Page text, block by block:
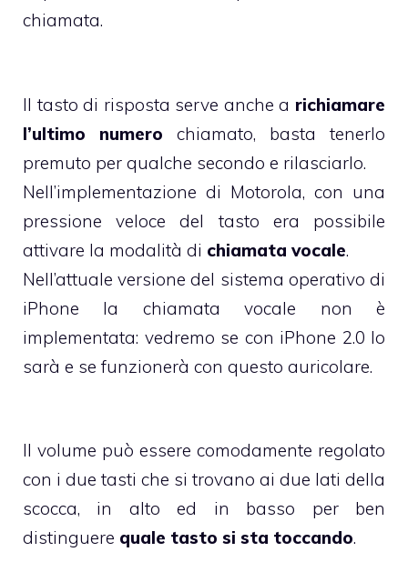
chiamata.
Il tasto di risposta serve anche a richiamare
l’ultimo numero chiamato, basta tenerlo
premuto per qualche secondo e rilasciarlo.
Nell’implementazione di Motorola, con una
pressione veloce del tasto era possibile
attivare la modalità di chiamata vocale.
Nell’attuale versione del sistema operativo di
iPhone la chiamata vocale non è
implementata: vedremo se con iPhone 2.0 lo
sarà e se funzionerà con questo auricolare.
Il volume può essere comodamente regolato
con i due tasti che si trovano ai due lati della
scocca, in alto ed in basso per ben
distinguere quale tasto si sta toccando.